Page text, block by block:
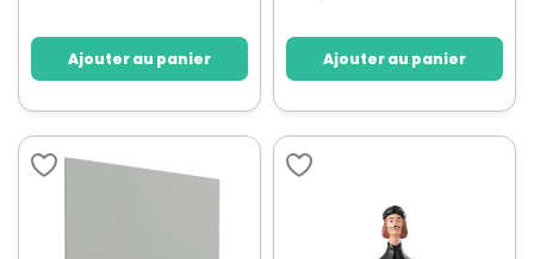
Ajouter au panier Ajouter au panier